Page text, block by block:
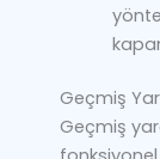
Geçmiş
Geçmiş